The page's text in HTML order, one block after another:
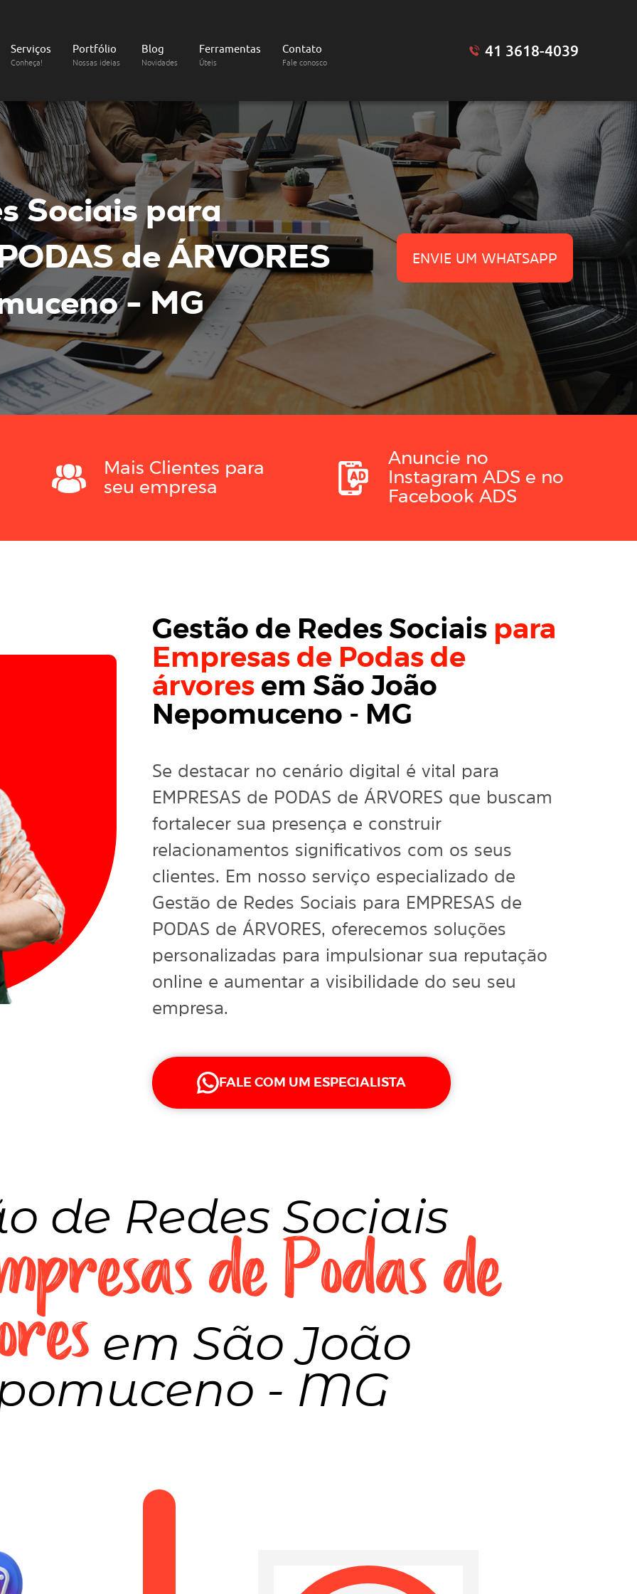
Serviços
Conheça!
Portfólio
Nossas ideias
Blog
Novidades
Ferramentas
Úteis
Contato
Fale conosco
41 3618-4039
Sociaispara
de ÁRVORES
- MG
ENVIE UM WHATSAPP
Mais Clientes para
seu empresa
Anuncie no
Instagram ADS e no
Facebook ADS
Gestão de Redes Sociais para
Empresas de Podas de
árvores em São João
Nepomuceno - MG
Se destacar no cenário digital é vital para
EMPRESAS de PODAS de ÁRVORES que buscam
fortalecer sua presença e construir
relacionamentos significativos com os seus
clientes. Em nosso serviço especializado de
Gestão de Redes Sociais para EMPRESAS de
PODAS de ÁRVORES, oferecemos soluções
personalizadas para impulsionar sua reputação
online e aumentar a visibilidade do seu seu
empresa.
FALE COM UM ESPECIALISTA
de Redes Sociais
de Podas de
em São João
- MG